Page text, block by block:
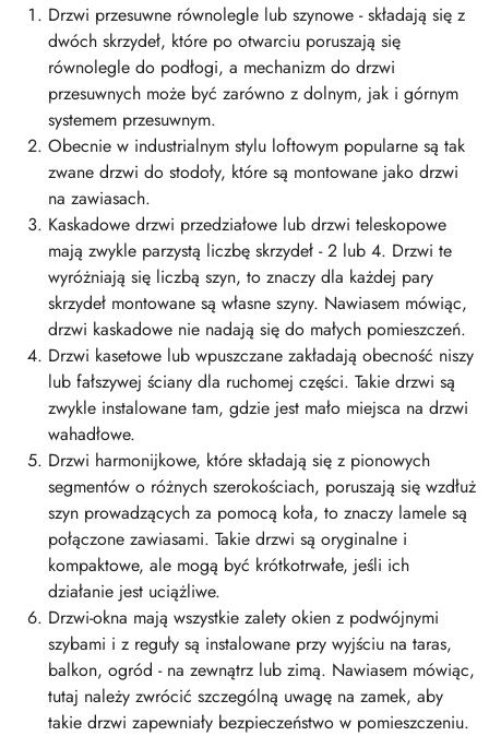
Drzwi przesuwne równolegle lub szynowe - składają się z
dwóch skrzydeł, które po otwarciu poruszają się
równolegle do podłogi, a mechanizm do drzwi
przesuwnych może być zarówno z dolnym, jak i górnym
systemem przesuwnym.
Obecnie w industrialnym stylu loftowym popularne są tak
zwane drzwi do stodoły, które są montowane jako drzwi
na zawiasach.
Kaskadowe drzwi przedziałowe lub drzwi teleskopowe
mają zwykle parzystą liczbę skrzydeł - 2 lub 4. Drzwi te
wyróżniają się liczbą szyn, to znaczy dla każdej pary
skrzydeł montowane są własne szyny. Nawiasem mówiąc,
drzwi kaskadowe nie nadają się do małych pomieszczeń.
Drzwi kasetowe lub wpuszczane zakładają obecność niszy
lub fałszywej ściany dla ruchomej części. Takie drzwi są
zwykle instalowane tam, gdzie jest mało miejsca na drzwi
wahadłowe.
Drzwi harmonijkowe, które składają się z pionowych
segmentów o różnych szerokościach, poruszają się wzdłuż
szyn prowadzących za pomocą koła, to znaczy lamele są
połączone zawiasami. Takie drzwi są oryginalne i
kompaktowe, ale mogą być krótkotrwałe, jeśli ich
działanie jest uciążliwe.
Drzwi-okna mają wszystkie zalety okien z podwójnymi
szybami i z reguły są instalowane przy wyjściu na taras,
balkon, ogród - na zewnątrz lub zimą. Nawiasem mówiąc,
tutaj należy zwrócić szczególną uwagę na zamek, aby
takie drzwi zapewniały bezpieczeństwo w pomieszczeniu.